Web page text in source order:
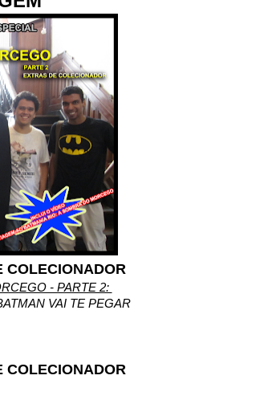
COLECIONADOR
- PARTE 2:
VAI TE PEGAR
COLECIONADOR